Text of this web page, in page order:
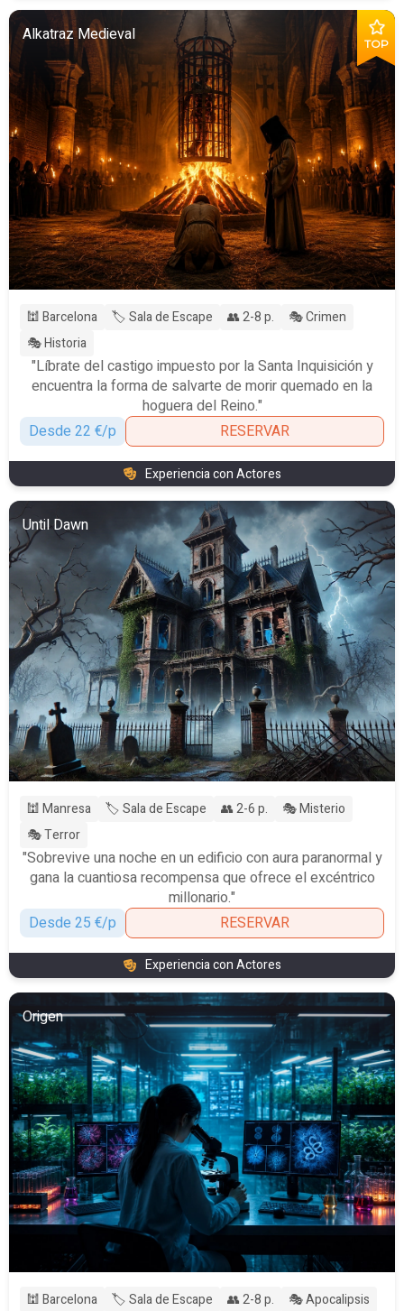
TOP
Alkatraz Medieval
🕍 Barcelona 🏷️ Sala de Escape 👥 2-8 p.
🎭 Crimen
🎭 Historia
"Líbrate del castigo impuesto por la Santa Inquisición y
encuentra la forma de salvarte de morir quemado en la
hoguera del Reino."
Desde 22 €/p
RESERVAR
Experiencia con Actores
Until Dawn
🕍 Manresa 🏷️ Sala de Escape 👥 2-6 p.
🎭 Misterio
🎭 Terror
"Sobrevive una noche en un edificio con aura paranormal y
gana la cuantiosa recompensa que ofrece el excéntrico
millonario."
Desde 25 €/p
RESERVAR
Experiencia con Actores
Origen
🕍 Barcelona 🏷️ Sala de Escape 👥 2-8 p. 🎭 Apocalipsis